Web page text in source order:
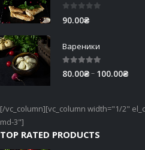
90.00₴
Вареники
5.00out of 5
80.00₴– 100.00₴Price
[/vc_column][vc_column width="1/2"
md-3"]
TOP RATED PRODUCTS